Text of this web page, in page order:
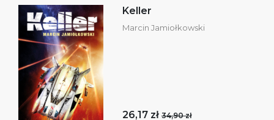
Keller
Marcin Jamiołkowski
26,17 zł 34,90 zł